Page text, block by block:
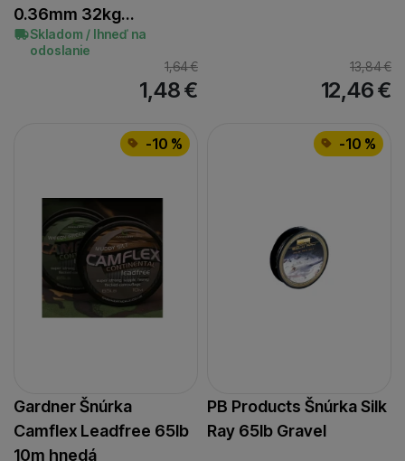
0.36mm 32kg…
Skladom / Ihneď na
odoslanie
1,64€
1,48€
13,84€
12,46€
-10 %
Gardner Šnúrka
Camflex Leadfree 65lb
10m hnedá
-10 %
PB Products Šnúrka Silk
Ray 65lb Gravel